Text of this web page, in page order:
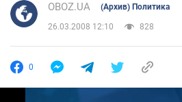
OBOZ.UA (Архив) Политика
26.03.2008 12:10 828
0